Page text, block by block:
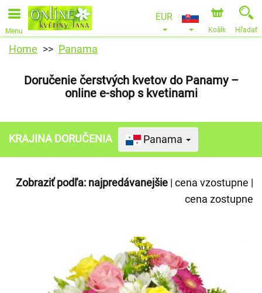
Menu
EUR
Košík Hľadať
Home Panama
Doručenie čerstvých kvetov do Panamy –
online e-shop s kvetinami
KRAJINA DORUČENIA Panama
Zobraziť podľa: najpredávanejšie | cena vzostupne |
cena zostupne